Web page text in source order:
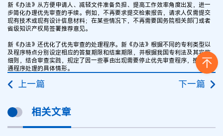
新《办法》从方便申请人、减轻文件准备负担、提高工作效率角度出发，进一
步简化办理优先审查的手续。例如，不再要求提交检索报告，请求人仅需提交
现有技术或现有设计信息材料；在某些情况下，不再需要国务院相关部门或者
省级知识产权局签署推荐意见。
新《办法》还优化了优先审查的处理程序。新《办法》根据不同的专利类型以
及程序特点分别设定相应的答复期限和结案期限，并根据我国专利法及其实施
细则，结合审查实践，规定了因一些事由出现需要停止优先审查程序，按照普
通程序处理的具体情形。
上一篇 下一篇
相关文章